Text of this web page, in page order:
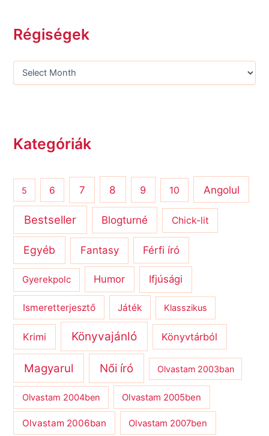
Régiségek
Kategóriák
5 6 7 8 9 10 Angolul
Bestseller Blogturné Chick-lit
Egyéb Fantasy Férfi író
Gyerekpolc Humor Ifjúsági
Ismeretterjesztő Játék Klasszikus
Krimi Könyvajánló Könyvtárból
Magyarul Női író Olvastam 2003ban
Olvastam 2004ben Olvastam 2005ben
Olvastam 2006ban Olvastam 2007ben